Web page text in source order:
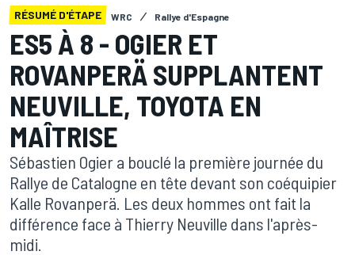
RÉSUMÉ D'ÉTAPE WRC Rallye d'Espagne
ES5 À 8 - OGIER ET
ROVANPERÄ SUPPLANTENT
NEUVILLE, TOYOTA EN
MAÎTRISE
Sébastien Ogier a bouclé la première journée du
Rallye de Catalogne en tête devant son coéquipier
Kalle Rovanperä. Les deux hommes ont fait la
différence face à Thierry Neuville dans l'après-
midi.